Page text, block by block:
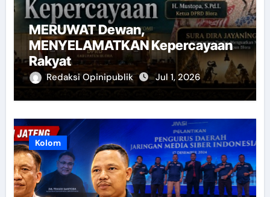
MERUWAT Dewan,
MENYELAMATKAN Kepercayaan
Rakyat
Redaksi Opinipublik Jul 1, 2026
Kolom